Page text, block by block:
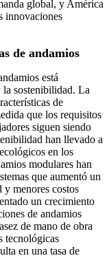
global, y América
innovaciones
de andamios
está
la sostenibilidad. La
de
que los requisitos
siguen siendo
han llevado a
en los
modulares han
que aumentó un
menores costos
un crecimiento
de andamios
de mano de obra
tecnológicas
en una tasa de